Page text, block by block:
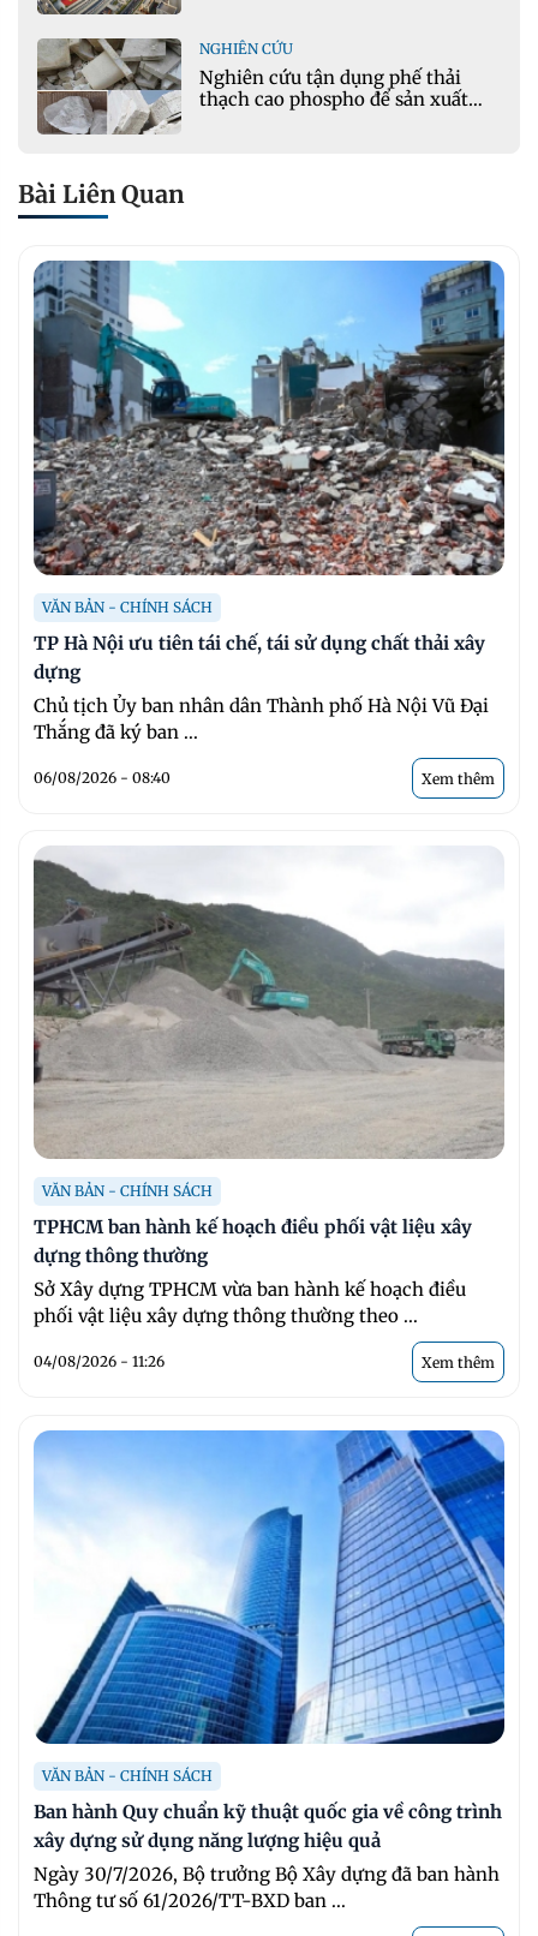
NGHIÊN CỨU
Nghiên cứu tận dụng phế thải
thạch cao phospho để sản xuất
Bài Liên Quan
VĂN BẢN - CHÍNH SÁCH
TP Hà Nội ưu tiên tái chế, tái sử dụng chất thải xây
dựng
Chủ tịch Ủy ban nhân dân Thành phố Hà Nội Vũ Đại
Thắng đã ký ban ...
06/08/2026 - 08:40 Xem thêm
VĂN BẢN - CHÍNH SÁCH
TPHCM ban hành kế hoạch điều phối vật liệu xây
dựng thông thường
Sở Xây dựng TPHCM vừa ban hành kế hoạch điều
phối vật liệu xây dựng thông thường theo ...
04/08/2026 - 11:26 Xem thêm
VĂN BẢN - CHÍNH SÁCH
Ban hành Quy chuẩn kỹ thuật quốc gia về công trình
xây dựng sử dụng năng lượng hiệu quả
Ngày 30/7/2026, Bộ trưởng Bộ Xây dựng đã ban hành
Thông tư số 61/2026/TT-BXD ban ...